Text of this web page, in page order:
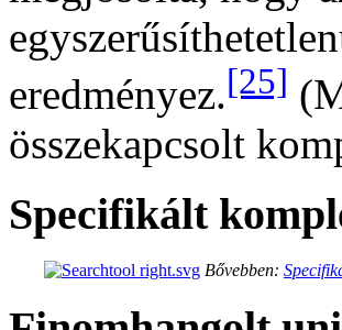
eredményez.[25]
összekapcsolt
Specifikált
Bővebben: